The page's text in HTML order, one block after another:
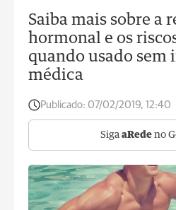
Saiba mais sobre a
hormonal e os
quando usado sem
médica
Publicado: 07/02/2019, 12:40
Siga aRede no